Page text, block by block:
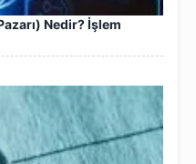
Nedir? İşlem